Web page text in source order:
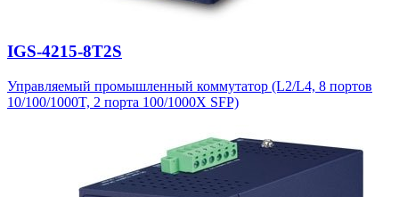
IGS-4215-8T2S
Управляемый промышленный коммутатор (L2/L4, 8 портов
10/100/1000T, 2 порта 100/1000X SFP)